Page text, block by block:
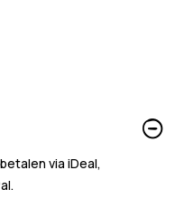
via iDeal,